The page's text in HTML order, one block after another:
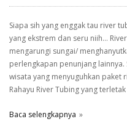
Siapa sih yang enggak tau river
yang ekstrem dan seru niih…
mengarungi sungai/
perlengkapan penunjang
wisata yang menyuguhkan paket
Rahayu River Tubing yang
Baca selengkapnya